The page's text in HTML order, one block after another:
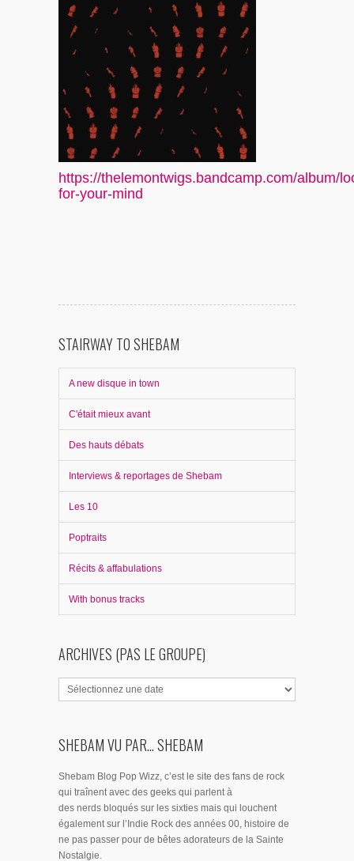
https://thelemontwigs.bandcamp.com/album/
for-your-mind
STAIRWAY TO SHEBAM
A new disque in town
C'était mieux avant
Des hauts débats
Interviews & reportages de Shebam
Les 10
Poptraits
Récits & affabulations
With bonus tracks
ARCHIVES (PAS LE GROUPE)
SHEBAM VU PAR... SHEBAM
Shebam Blog Pop Wizz, c’est le site des fans de rock
qui traînent avec des geeks qui parlent à
des nerds bloqués sur les sixties mais qui louchent
également sur l’Indie Rock des années 00, histoire de
ne pas passer pour de bêtes adorateurs de la Sainte
Nostalgie.